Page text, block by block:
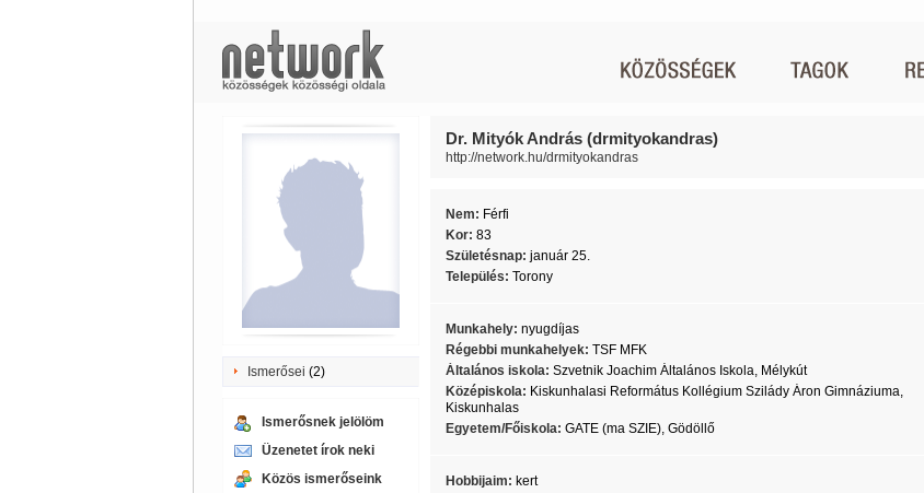
Ismerősei (2)
Ismerősnek jelölöm
Üzenetet írok neki
Közös ismerőseink
Dr. Mityók András (drmityokandras)
http://network.hu/drmityokandras
Nem: Férfi
Kor: 83
Születésnap: január 25.
Település: Torony
Munkahely: nyugdíjas
Régebbi munkahelyek: TSF MFK
Általános iskola: Szvetnik Joachim Általános Iskola, Mélykút
Középiskola: Kiskunhalasi Református Kollégium Szilády Áron Gimnáziuma,
Kiskunhalas
Egyetem/Főiskola: GATE (ma SZIE), Gödöllő
Hobbijaim: kert